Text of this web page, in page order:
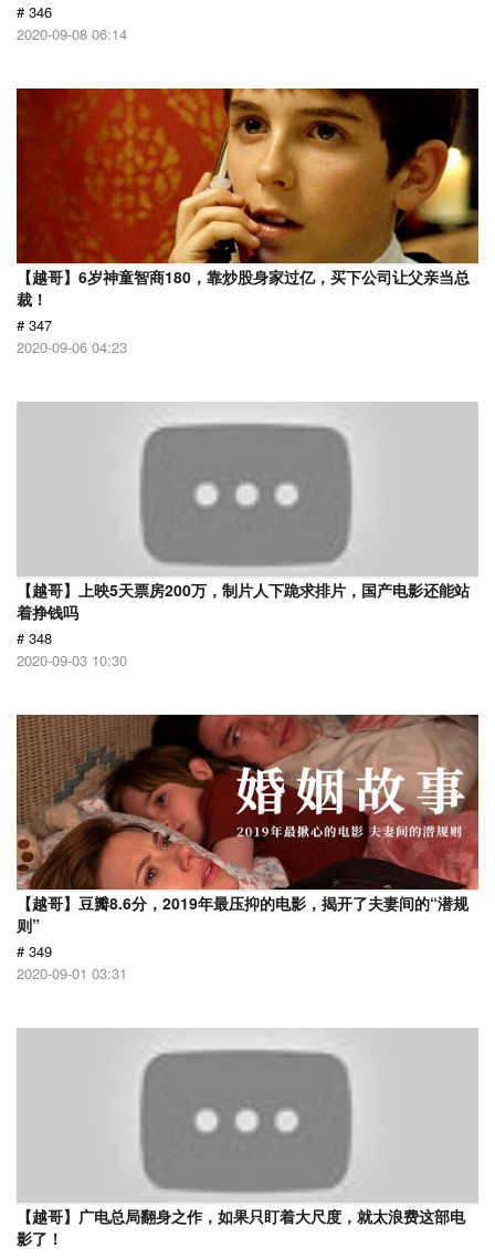
# 346
2020-09-08 06:14
【越哥】6岁神童智商180，靠炒股身家过亿，买下公司让父亲当总
裁！
# 347
2020-09-06 04:23
【越哥】上映5天票房200万，制片人下跪求排片，国产电影还能站
着挣钱吗
# 348
2020-09-03 10:30
【越哥】豆瓣8.6分，2019年最压抑的电影，揭开了夫妻间的“潜规
则”
# 349
2020-09-01 03:31
【越哥】广电总局翻身之作，如果只盯着大尺度，就太浪费这部电
影了！